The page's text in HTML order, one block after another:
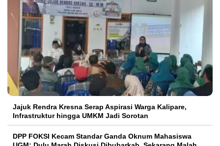
Jajuk Rendra Kresna Serap Aspirasi Warga Kalipare,
Infrastruktur hingga UMKM Jadi Sorotan
DPP FOKSI Kecam Standar Ganda Oknum Mahasiswa